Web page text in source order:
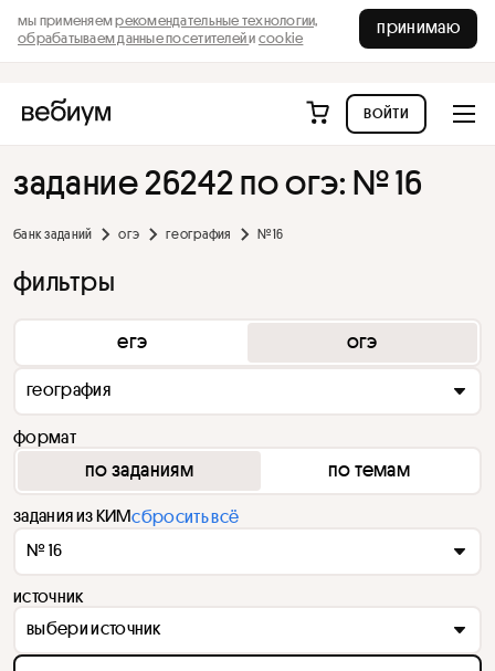
мы применяемрекомендательные технологии,
обрабатываем данные посетителейи cookie
принимаю
войти
задание 26242 по огэ: № 16
банк заданий огэ география № 16
фильтры
егэ огэ
география
формат
по заданиям по темам
задания из КИМсбросить всё
№ 16
источник
выбери источник